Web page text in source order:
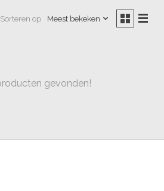
Sorteren op Meest bekeken
gevonden!